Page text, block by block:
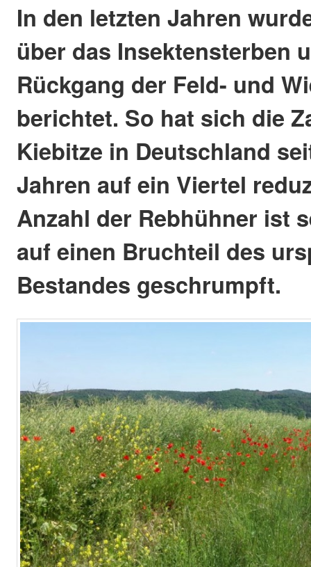
In den letzten Jahren
über das Insektensterben
Rückgang der Feld- und
berichtet. So hat sich die
Kiebitze in Deutschland
Jahren auf ein Viertel
Anzahl der Rebhühner ist
auf einen Bruchteil des
Bestandes geschrumpft.